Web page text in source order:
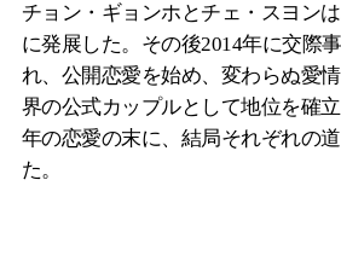
チョン・ギョンホとチェ・スヨン
に発展した。その後2014年に交際
れ、公開恋愛を始め、変わらぬ愛
界の公式カップルとして地位を確
年の恋愛の末に、結局それぞれの
た。